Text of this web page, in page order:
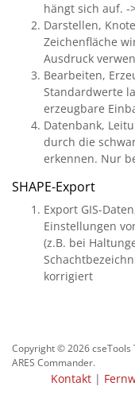
hängt sich auf. -
Darstellen,
Zeichenfläche
Ausdruck
Bearbeiten,
Standardwerte
erzeugbare
Datenbank,
durch die
erkennen. Nur
SHAPE-Export
Export GIS-
Einstellungen
(z.B. bei
korrigiert
Copyright © 2026 cseTools
ARES Commander.
Kontakt |